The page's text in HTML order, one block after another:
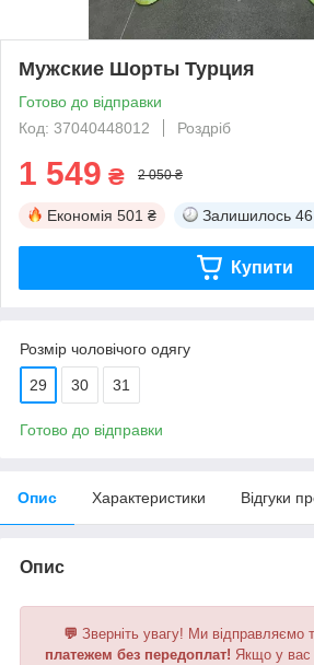
Мужские Шорты Турция
Готово до відправки
Код: 37040448012
Роздріб
1 549 ₴ 2 050 ₴
Економія 501 ₴ Залишилось 46
Купити
Розмір чоловічого одягу
29 30 31
Готово до відправки
Опис Характеристики Відгуки
Опис
💬 Зверніть увагу! Ми відправляємо
платежем без передоплат! Якщо у вас